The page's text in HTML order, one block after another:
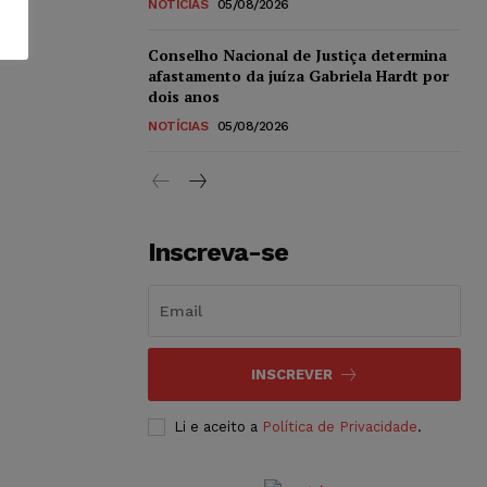
NOTÍCIAS 05/08/2026
Conselho Nacional de Justiça determina
afastamento da juíza Gabriela Hardt por
dois anos
NOTÍCIAS 05/08/2026
Inscreva-se
INSCREVER
Li e aceito a Política de Privacidade.